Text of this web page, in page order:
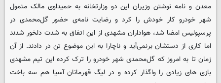
معدن و نامه نوشتن وزیران این دو وزارتخانه به حمیداوی مالک متمول
شهر خودرو کار خودش را کرد و رضایت نامه‌ی حضور گل‌محمدی در
پرسپولیس امضا شد، هواداران مشهدی از این اتفاق به شدت دلخور شدند
اما کاری از دستشان برنمی‌آید و ناچارا به این موضوع تن در دادند. از آن
زمان تا به امروز که گل‌محمدی شهر خودرو را ترک کرده این تیم مشهدی
بازی های زیادی را واگذار کرده و در لیگ قهرمانان آسیا هم سه باخت